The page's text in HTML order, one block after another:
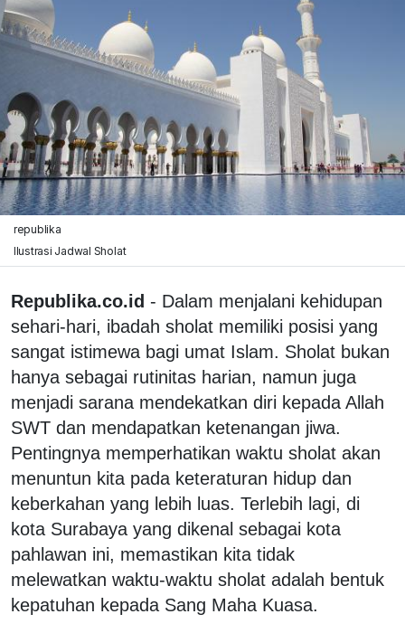
republika
Ilustrasi Jadwal Sholat
Republika.co.id - Dalam menjalani kehidupan
sehari-hari, ibadah sholat memiliki posisi yang
sangat istimewa bagi umat Islam. Sholat bukan
hanya sebagai rutinitas harian, namun juga
menjadi sarana mendekatkan diri kepada Allah
SWT dan mendapatkan ketenangan jiwa.
Pentingnya memperhatikan waktu sholat akan
menuntun kita pada keteraturan hidup dan
keberkahan yang lebih luas. Terlebih lagi, di
kota Surabaya yang dikenal sebagai kota
pahlawan ini, memastikan kita tidak
melewatkan waktu-waktu sholat adalah bentuk
kepatuhan kepada Sang Maha Kuasa.